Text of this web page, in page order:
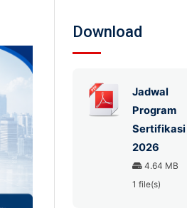
Download
Jadwal
Program
Sertifikasi
2026
4.64 MB
1 file(s)